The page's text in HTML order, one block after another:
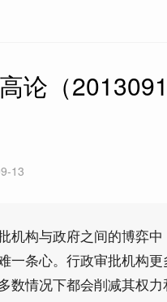
高论（
13
机构与政府之间的博弈
一条心。行政审批机构
数情况下都会削减其权